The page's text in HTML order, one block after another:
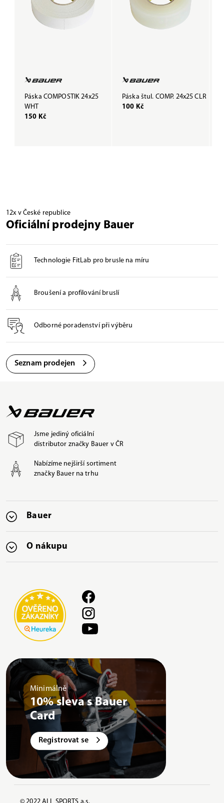
Páska COMPOSTIK 24x25
WHT
150 Kč
Páska štul. COMP. 24x25 CLR
100 Kč
12x v České republice
Oficiální prodejny Bauer
Technologie FitLab pro brusle na míru
Broušení a profilování bruslí
Odborné poradenství při výběru
Seznam prodejen
Jsme jediný oficiální
distributor značky Bauer v ČR
Nabízíme nejširší sortiment
značky Bauer na trhu
Bauer
O nákupu
Minimálně
10% sleva s Bauer
Card
Registrovat se